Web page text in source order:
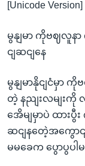
[Unicode Version]
မွနျမာ ကိုဗဈလူနာ
ငျဆငျနေ
မွနျမာနိုငျငံမှာ
တဲ့ နညျးလမျးကို
အေိမျမှာပဲ ထားပွီ
ဆငျနတေဲ့အကွောင
မမခေက ပွောပွပါ